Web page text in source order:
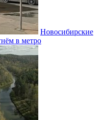
Новосибирские
в метро